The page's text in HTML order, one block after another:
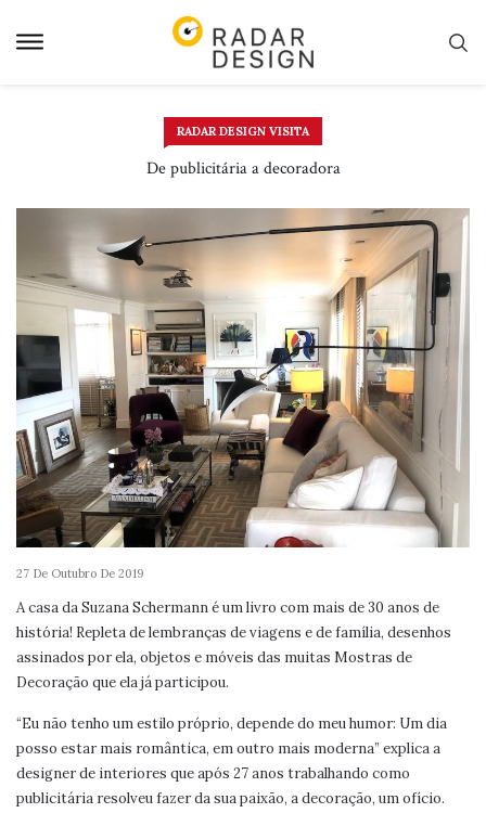
para
RADAR DESIGN VISITA
De publicitária a decoradora
27 De Outubro De 2019
A casa da Suzana Schermann é um livro com mais de 30 anos de
história! Repleta de lembranças de viagens e de família, desenhos
assinados por ela, objetos e móveis das muitas Mostras de
Decoração que ela já participou.
“Eu não tenho um estilo próprio, depende do meu humor: Um dia
posso estar mais romântica, em outro mais moderna” explica a
designer de interiores que após 27 anos trabalhando como
publicitária resolveu fazer da sua paixão, a decoração, um ofício.